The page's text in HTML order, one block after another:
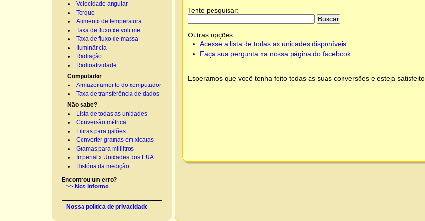
Velocidade angular
Torque
Aumento de temperatura
Taxa de fluxo de volume
Taxa de fluxo de massa
Iluminância
Radiação
Radioatividade
Computador
Armazenamento do computador
Taxa de transferência de dados
Não sabe?
Lista de todas as unidades
Conversão métrica
Libras para galões
Converter gramas em xícaras
Gramas para mililitros
Imperial x Unidades dos EUA
História da medição
Encontrou um erro?
>> Nos informe
Nossa política de privacidade
Tente pesquisar:
Outras opções:
Acesse a lista de todas as unidades disponíveis
Faça sua pergunta na nossa página do facebook
Esperamos que você tenha feito todas as suas conversões e esteja satisfeito